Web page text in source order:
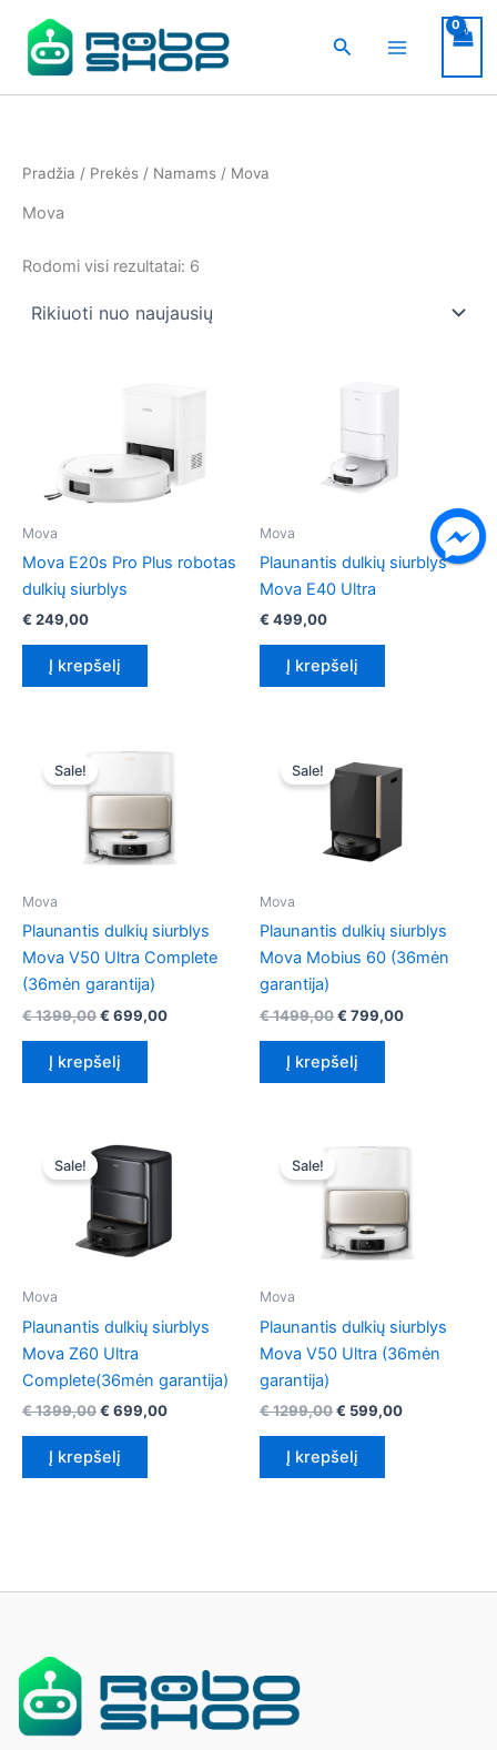
turinio
Paieška
Pradžia / Prekės / Namams / Mova
Mova
Rodomi visi rezultatai: 6
Mova
Mova E20s Pro Plus robotas
dulkių siurblys
€ 249,00
Į krepšelį
Mova
Plaunantis dulkių siurblys
Mova E40 Ultra
€ 499,00
Į krepšelį
Sale!
Mova
Plaunantis dulkių siurblys
Mova V50 Ultra Complete
(36mėn garantija)
€1399,00Original
was:
€ 1399,00.
€ 699,00Current
Į krepšelį
Sale!
Mova
Plaunantis dulkių siurblys
Mova Mobius 60 (36mėn
garantija)
€1499,00Original
was:
€ 1499,00.
€ 799,00Current
Į krepšelį
Sale!
Mova
Plaunantis dulkių siurblys
Mova Z60 Ultra
Complete(36mėn garantija)
€1399,00Original
was:
€ 1399,00.
€ 699,00Current
Į krepšelį
Sale!
Mova
Plaunantis dulkių siurblys
Mova V50 Ultra (36mėn
garantija)
€1299,00Original
was:
€ 1299,00.
€ 599,00Current
Į krepšelį